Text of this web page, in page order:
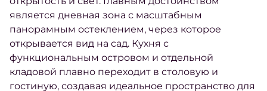
является дневная зона с масштабным
панорамным остеклением, через которое
открывается вид на сад. Кухня с
функциональным островом и отдельной
кладовой плавно переходит в столовую и
гостиную, создавая идеальное пространство для